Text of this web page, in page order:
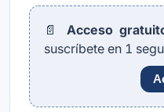
📄 Acceso
suscríbete en 1